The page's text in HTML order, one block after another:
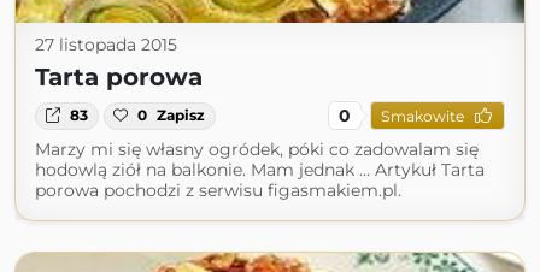
27 listopada 2015
Tarta porowa
83 0 Zapisz 0 Smakowite
Marzy mi się własny ogródek, póki co zadowalam się
hodowlą ziół na balkonie. Mam jednak … Artykuł Tarta
porowa pochodzi z serwisu figasmakiem.pl.